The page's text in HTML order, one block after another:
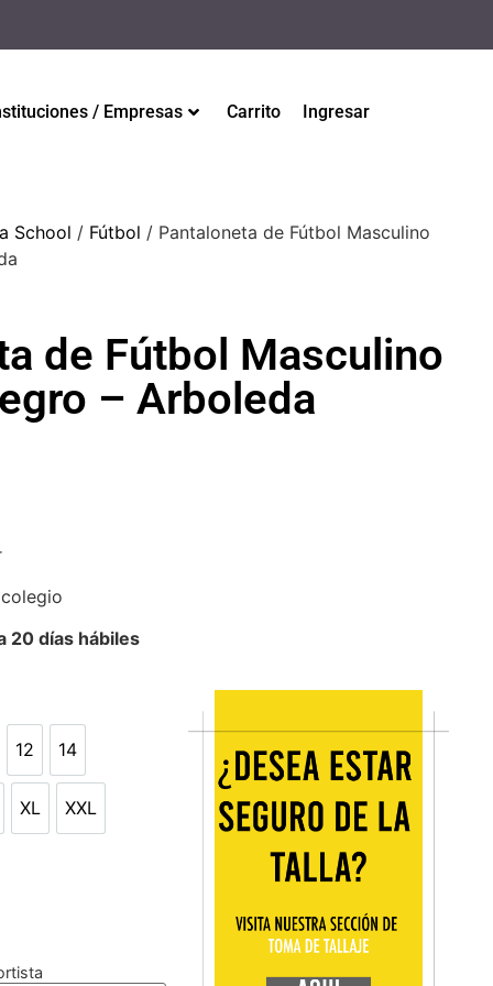
/ Empresas Carrito Ingresar
School / Fútbol / Pantaloneta de Fútbol Masculino
de Fútbol Masculino
– Arboleda
20 días hábiles
12 14
XL XXL